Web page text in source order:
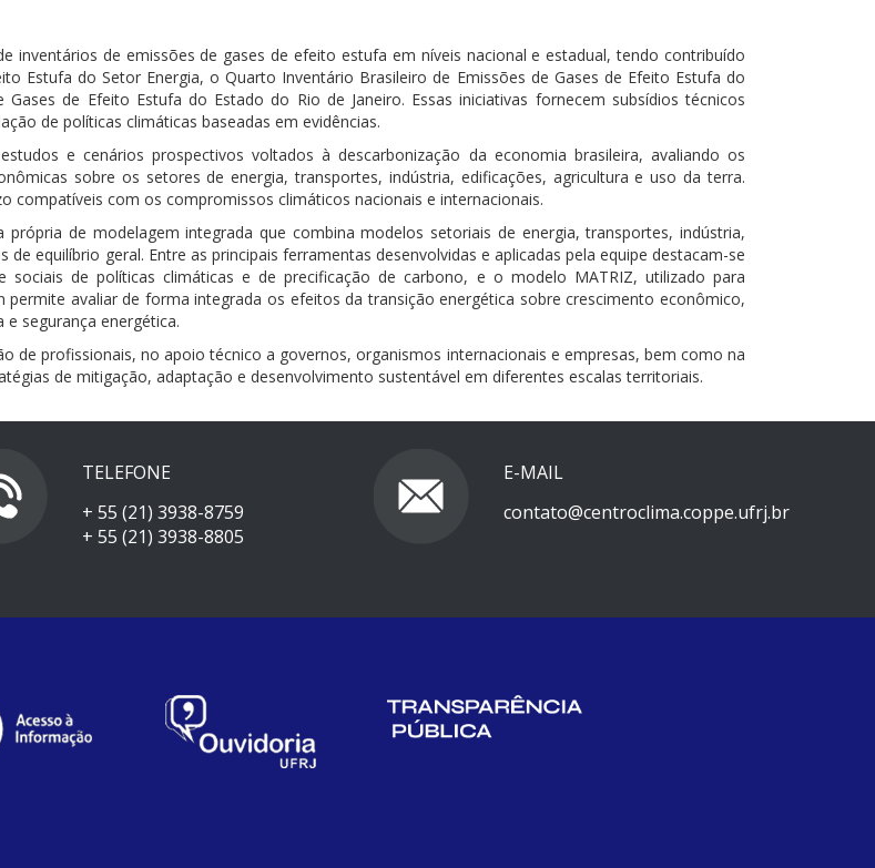
inventários de emissões de gases de efeito estufa em níveis nacional e estadual, tendo contribuído
Estufa do Setor Energia, o Quarto Inventário Brasileiro de Emissões de Gases de Efeito Estufa do
de Efeito Estufa do Estado do Rio de Janeiro. Essas iniciativas fornecem subsídios técnicos
de políticas climáticas baseadas em evidências.
e cenários prospectivos voltados à descarbonização da economia brasileira, avaliando os
sobre os setores de energia, transportes, indústria, edificações, agricultura e uso da terra.
compatíveis com os compromissos climáticos nacionais e internacionais.
de modelagem integrada que combina modelos setoriais de energia, transportes, indústria,
equilíbrio geral. Entre as principais ferramentas desenvolvidas e aplicadas pela equipe destacam-se
de políticas climáticas e de precificação de carbono, e o modelo MATRIZ, utilizado para
avaliar de forma integrada os efeitos da transição energética sobre crescimento econômico,
segurança energética.
de profissionais, no apoio técnico a governos, organismos internacionais e empresas, bem como na
de mitigação, adaptação e desenvolvimento sustentável em diferentes escalas territoriais.
TELEFONE
+ 55 (21) 3938-8759
+ 55 (21) 3938-8805
E-MAIL
contato@centroclima.coppe.ufrj.br